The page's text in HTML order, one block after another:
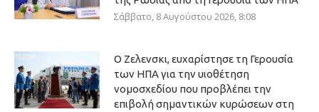
Σάββατο, 8 Αυγούστου 2026, 8:08
Ο Ζελενσκι, ευχαρίστησε τη Γερουσία
των ΗΠΑ για την υιοθέτηση
νομοσχεδίου που προβλέπει την
επιβολή σημαντικών κυρώσεων στη